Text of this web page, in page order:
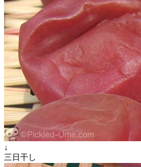
↓
三日干し